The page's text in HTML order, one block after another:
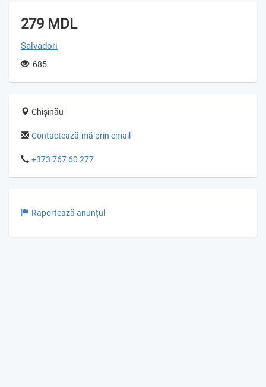
279 MDL
Salvadori
685
Chișinău
Contactează-mă prin email
+373 767 60 277
Raportează anunțul